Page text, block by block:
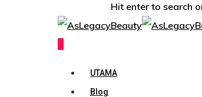
Hit enter to search
UTAMA
Blog